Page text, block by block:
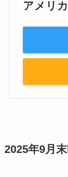
アメリ
2025年9月